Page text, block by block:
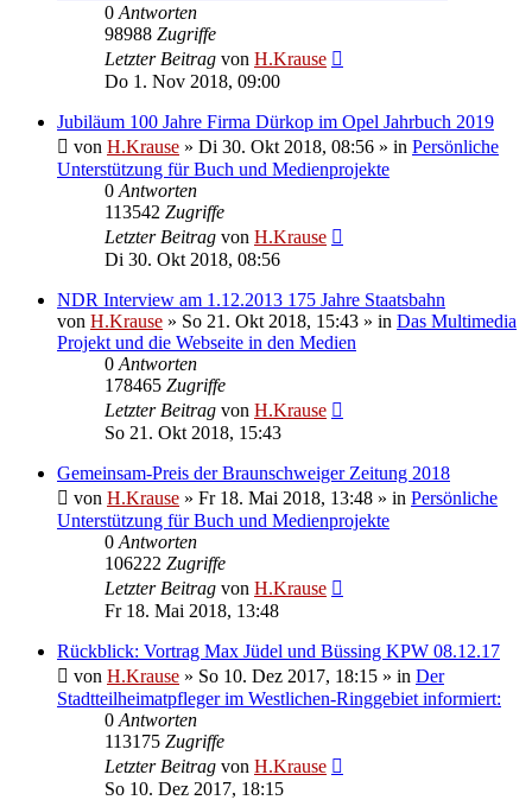
0 Antworten
98988 Zugriffe
Letzter Beitrag von H.Krause
Do 1. Nov 2018, 09:00
Jubiläum 100 Jahre Firma Dürkop im Opel Jahrbuch 2019
von H.Krause » Di 30. Okt 2018, 08:56 » in Persönliche
Unterstützung für Buch und Medienprojekte
0 Antworten
113542 Zugriffe
Letzter Beitrag von H.Krause
Di 30. Okt 2018, 08:56
NDR Interview am 1.12.2013 175 Jahre Staatsbahn
von H.Krause » So 21. Okt 2018, 15:43 » in Das Multimedia
Projekt und die Webseite in den Medien
0 Antworten
178465 Zugriffe
Letzter Beitrag von H.Krause
So 21. Okt 2018, 15:43
Gemeinsam-Preis der Braunschweiger Zeitung 2018
von H.Krause » Fr 18. Mai 2018, 13:48 » in Persönliche
Unterstützung für Buch und Medienprojekte
0 Antworten
106222 Zugriffe
Letzter Beitrag von H.Krause
Fr 18. Mai 2018, 13:48
Rückblick: Vortrag Max Jüdel und Büssing KPW 08.12.17
von H.Krause » So 10. Dez 2017, 18:15 » in Der
Stadtteilheimatpfleger im Westlichen-Ringgebiet informiert:
0 Antworten
113175 Zugriffe
Letzter Beitrag von H.Krause
So 10. Dez 2017, 18:15